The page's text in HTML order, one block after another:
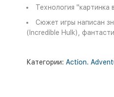
Технология "картинка
Сюжет игры написан
(Incredible Hulk),
Категории: Action.